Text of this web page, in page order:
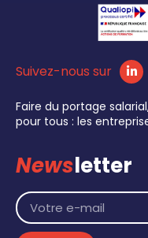
Suivez-nous sur
Faire du portage
pour tous : les
Newsletter